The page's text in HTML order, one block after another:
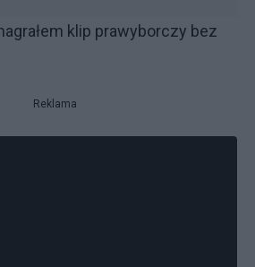
klip prawyborczy bez
Reklama